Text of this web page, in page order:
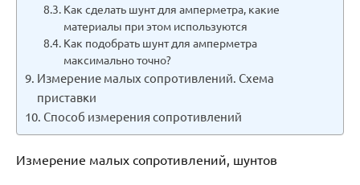
Как сделать шунт для амперметра, какие
материалы при этом используются
Как подобрать шунт для амперметра
максимально точно?
Измерение малых сопротивлений. Схема
приставки
Способ измерения сопротивлений
Измерение малых сопротивлений, шунтов